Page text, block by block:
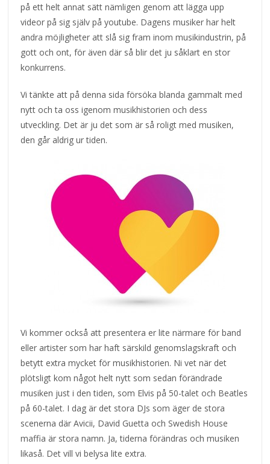
på ett helt annat sätt nämligen genom att lägga upp
videor på sig själv på youtube. Dagens musiker har helt
andra möjligheter att slå sig fram inom musikindustrin, på
gott och ont, för även där så blir det ju såklart en stor
konkurrens.
Vi tänkte att på denna sida försöka blanda gammalt med
nytt och ta oss igenom musikhistorien och dess
utveckling. Det är ju det som är så roligt med musiken,
den går aldrig ur tiden.
Vi kommer också att presentera er lite närmare för band
eller artister som har haft särskild genomslagskraft och
betytt extra mycket för musikhistorien. Ni vet när det
plötsligt kom något helt nytt som sedan förändrade
musiken just i den tiden, som Elvis på 50-talet och Beatles
på 60-talet. I dag är det stora DJs som äger de stora
scenerna där Avicii, David Guetta och Swedish House
maffia är stora namn. Ja, tiderna förändras och musiken
likaså. Det vill vi belysa lite extra.